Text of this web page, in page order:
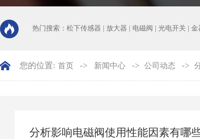
热门搜索： 松下传感器 放大器 电磁阀 光电开关 金
您的位置: 首页 -> 新闻中心 -> 公司动态 ->
分析影响电磁阀使用性能因素有哪